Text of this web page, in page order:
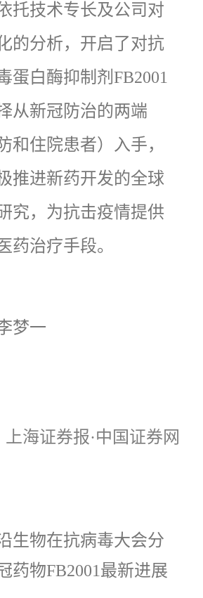
托技术专长及公司对
的分析，开启了对抗
蛋白酶抑制剂FB2001
从新冠防治的两端
和住院患者）入手，
推进新药开发的全球
究，为抗击疫情提供
药治疗手段。
梦一
海证券报·中国证券网
生物在抗病毒大会分
药物FB2001最新进展